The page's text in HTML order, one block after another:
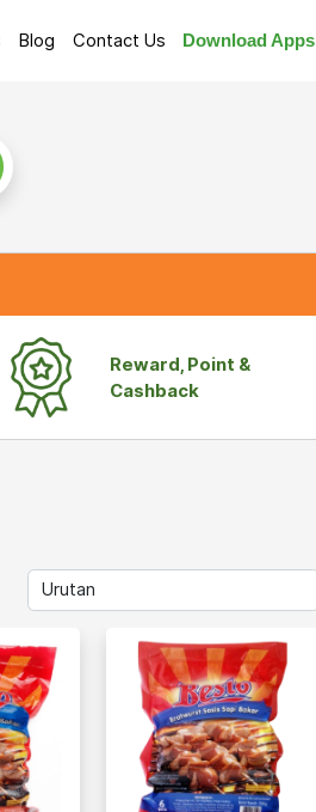
Blog Contact Us Download Apps
Reward, Point &
Cashback